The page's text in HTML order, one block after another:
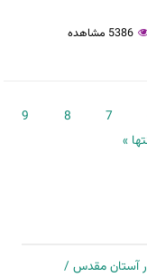
5386 مشاهده
7
8
9
»
آستان مقدس /